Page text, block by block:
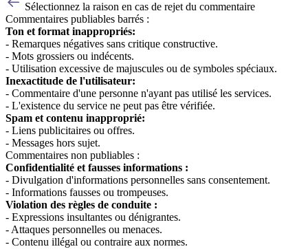
Sélectionnez la raison en cas de rejet du commentaire
Commentaires publiables barrés :
Ton et format inappropriés:
- Remarques négatives sans critique constructive.
- Mots grossiers ou indécents.
- Utilisation excessive de majuscules ou de symboles spéciaux.
Inexactitude de l'utilisateur:
- Commentaire d'une personne n'ayant pas utilisé les services.
- L'existence du service ne peut pas être vérifiée.
Spam et contenu inapproprié:
- Liens publicitaires ou offres.
- Messages hors sujet.
Commentaires non publiables :
Confidentialité et fausses informations :
- Divulgation d'informations personnelles sans consentement.
- Informations fausses ou trompeuses.
Violation des règles de conduite :
- Expressions insultantes ou dénigrantes.
- Attaques personnelles ou menaces.
- Contenu illégal ou contraire aux normes.